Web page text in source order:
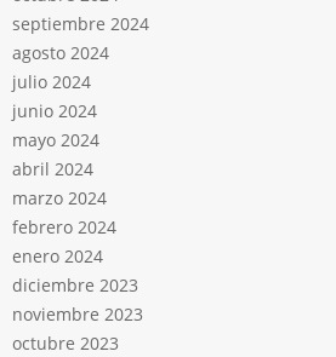
septiembre 2024
agosto 2024
julio 2024
junio 2024
mayo 2024
abril 2024
marzo 2024
febrero 2024
enero 2024
diciembre 2023
noviembre 2023
octubre 2023